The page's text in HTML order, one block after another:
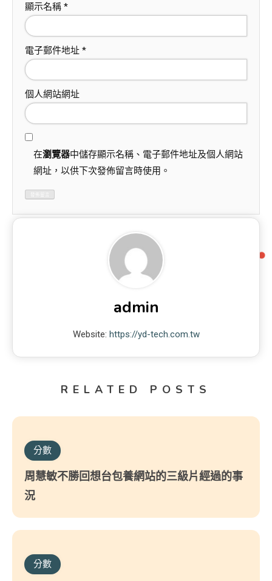
顯示名稱 *
電子郵件地址 *
個人網站網址
在瀏覽器中儲存顯示名稱、電子郵件地址及個人網站
網址，以供下次發佈留言時使用。
admin
Website: https://yd-tech.com.tw
RELATED POSTS
分數
周慧敏不勝回想台包養網站的三級片經過的事
況
分數